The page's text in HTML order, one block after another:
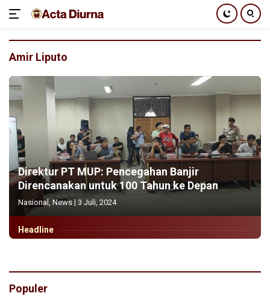
konten
Amir Liputo
Direktur PT MUP: Pencegahan Banjir
Direncanakan untuk 100 Tahun ke Depan
Nasional,News | 3 Juli, 2024
Headline
Populer